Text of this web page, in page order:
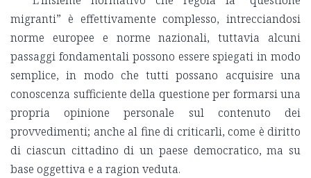
migranti” è effettivamente complesso, intrecciandosi
norme europee e norme nazionali, tuttavia alcuni
passaggi fondamentali possono essere spiegati in modo
semplice, in modo che tutti possano acquisire una
conoscenza sufficiente della questione per formarsi una
propria opinione personale sul contenuto dei
provvedimenti; anche al fine di criticarli, come è diritto
di ciascun cittadino di un paese democratico, ma su
base oggettiva e a ragion veduta.